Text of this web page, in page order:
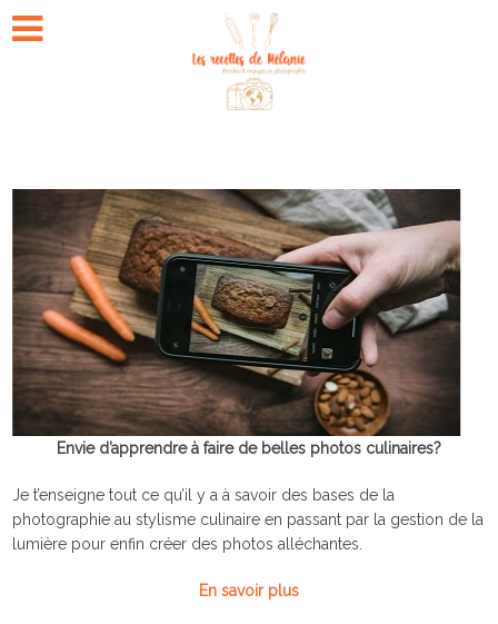
Envie d’apprendre à faire de belles photos culinaires?
Je t’enseigne tout ce qu’il y a à savoir des bases de la
photographie au stylisme culinaire en passant par la gestion de la
lumière pour enfin créer des photos alléchantes.
En savoir plus